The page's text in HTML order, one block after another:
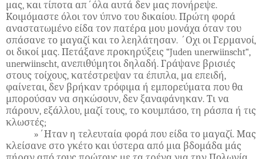
μας, και τίποτα απ΄όλα αυτά δεν μας πονήρεψε.
Κοιμόμαστε όλοι τον ύπνο του δικαίου. Πρώτη φορά
αναστατωμένο είδα τον πατέρα μου μονάχα όταν του
σπάσανε το μαγαζί και το λεηλάτησαν. ΄Οχι οι Γερμανοί,
οι δικοί μας. Πετάξανε προκηρύξεις “Juden unerwiinscht“,
unerwiinscht, ανεπιθύμητοι δηλαδή. Γράψανε βρισιές
στους τοίχους, κατέστρεψαν τα έπιπλα, μα επειδή,
φαίνεται, δεν βρήκαν τρόφιμα ή εμπορεύματα που θα
μπορούσαν να σηκώσουν, δεν ξαναφάνηκαν. Τι να
πάρουν, εξάλλου, μαζί τους, το κουμπάσο, τη ράσπα ή τις
κλωστές;
»΄Ηταν η τελευταία φορά που είδα το μαγαζί. Μας
κλείσανε στο γκέτο και ύστερα από μια βδομάδα μάς